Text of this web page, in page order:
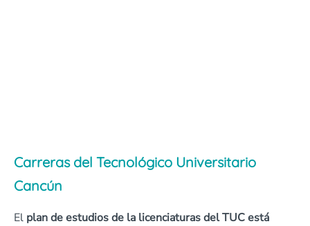
Carreras del Tecnológico Universitario
Cancún
El plan de estudios de la licenciaturas del TUC está